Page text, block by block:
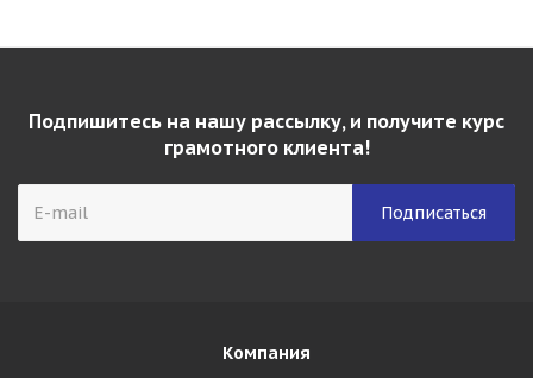
Подпишитесь на нашу рассылку, и получите курс
грамотного клиента!
Компания